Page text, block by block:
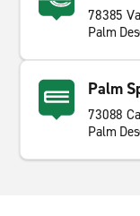
78385
Palm
Palm
73088
Palm